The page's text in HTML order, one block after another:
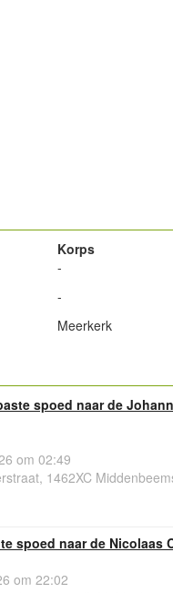
Korps
-
-
Meerkerk
spoed naar de
om 02:49
1462XC
spoed naar de Nicolaas
om 22:02